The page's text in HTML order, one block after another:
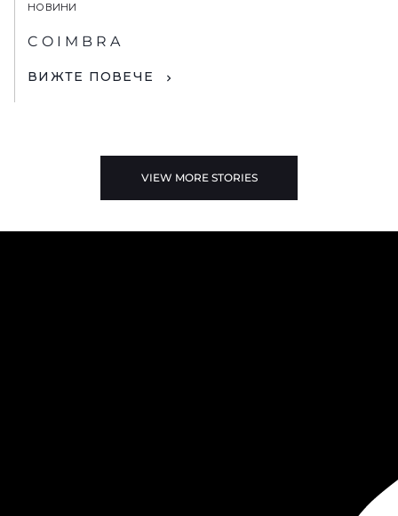
НОВИНИ
COIMBRA
ВИЖТЕ ПОВЕЧЕ
VIEW MORE STORIES